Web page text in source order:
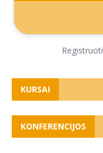
KURSAI
KONFERENCIJOS